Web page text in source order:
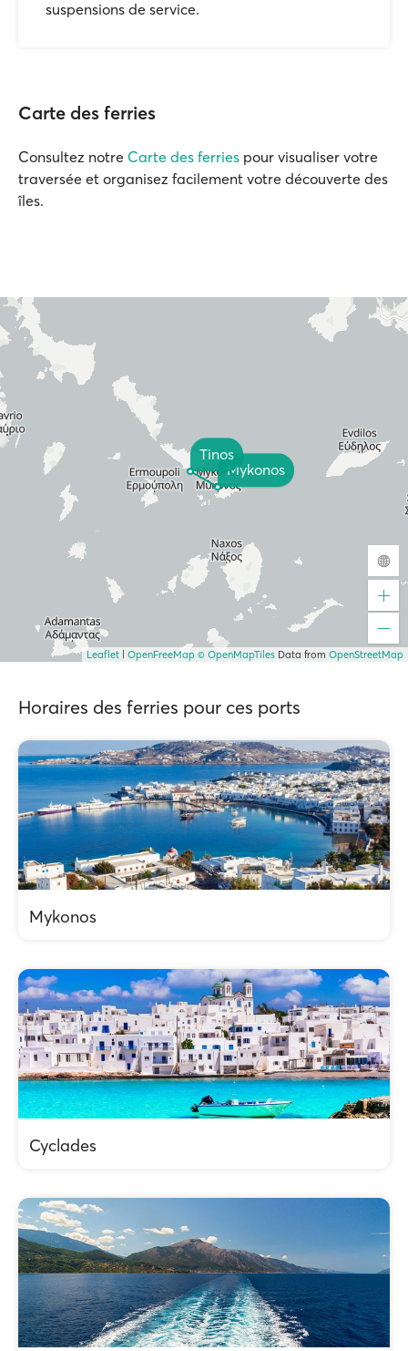
suspensions de service.
Carte des ferries
Consultez notre Carte des ferries pour visualiser votre
traversée et organisez facilement votre découverte des
îles.
Mykonos
Tinos
Leaflet OpenFreeMap © OpenMapTiles Data from OpenStreetMap
Horaires des ferries pour ces ports
Mykonos
Cyclades